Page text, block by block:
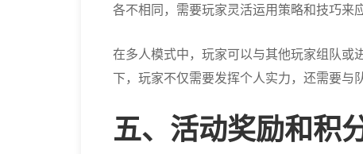
各不相同，需要玩家灵活运用策略和技巧来
在多人模式中，玩家可以与其他玩家组队或
下，玩家不仅需要发挥个人实力，还需要与
五、活动奖励和积